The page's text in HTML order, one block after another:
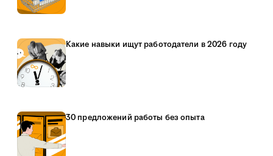
Какие навыки ищут работодатели в 2026 году
30 предложений работы без опыта